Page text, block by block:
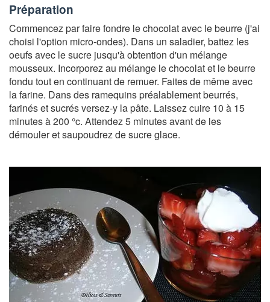
Préparation
Commencez par faire fondre le chocolat avec le beurre (j'ai
choisi l'option micro-ondes). Dans un saladier, battez les
oeufs avec le sucre jusqu'à obtention d'un mélange
mousseux. Incorporez au mélange le chocolat et le beurre
fondu tout en continuant de remuer. Faites de même avec
la farine. Dans des ramequins préalablement beurrés,
farinés et sucrés versez-y la pâte. Laissez cuire 10 à 15
minutes à 200 °c. Attendez 5 minutes avant de les
démouler et saupoudrez de sucre glace.